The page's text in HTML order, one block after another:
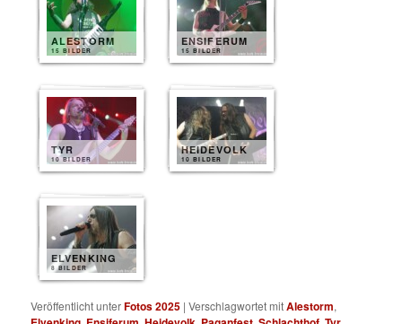
ALESTORM
15 BILDER
ENSIFERUM
15 BILDER
TYR
10 BILDER
HEIDEVOLK
10 BILDER
ELVENKING
8 BILDER
Veröffentlicht unterFotos 2025 |Verschlagwortet mitAlestorm,